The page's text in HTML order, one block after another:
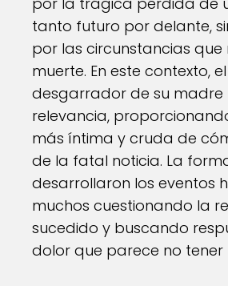
tanto futuro por delante,
por las circunstancias que
muerte. En este contexto,
desgarrador de su
relevancia,
más íntima y cruda de
de la fatal noticia. La
desarrollaron los eventos
muchos cuestionando la
sucedido y buscando
dolor que parece no tener